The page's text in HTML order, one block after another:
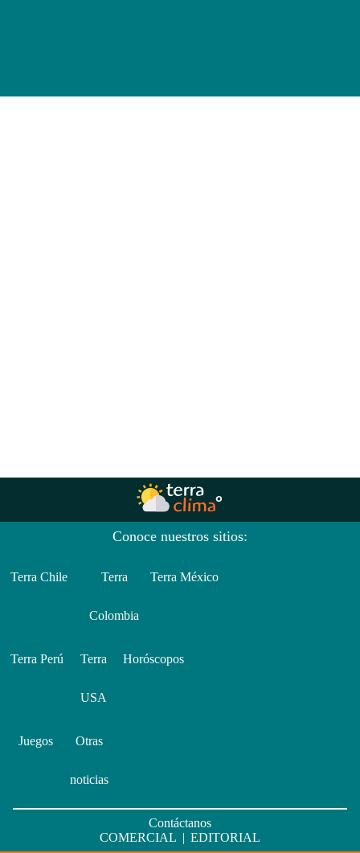
Conoce nuestros sitios:
Terra Chile Terra
Colombia
Terra México
Terra Perú Terra
USA
Horóscopos
Juegos Otras
noticias
Contáctanos
COMERCIAL | EDITORIAL